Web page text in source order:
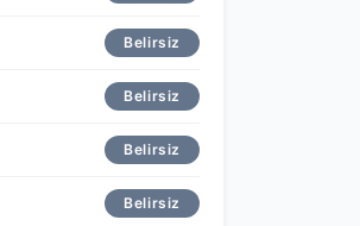
Belirsiz
Belirsiz
Belirsiz
Belirsiz